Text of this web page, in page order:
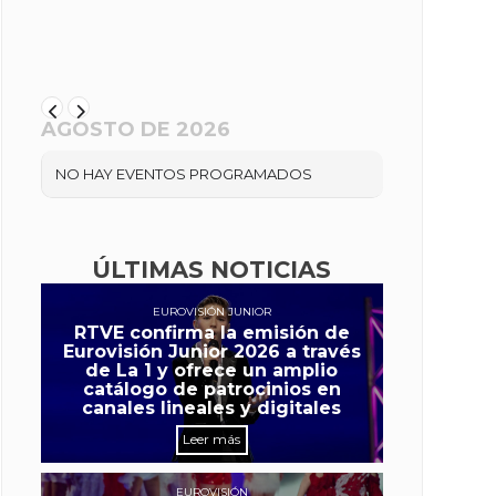
AGOSTO DE 2026
NO HAY EVENTOS PROGRAMADOS
ÚLTIMAS NOTICIAS
EUROVISIÓN JUNIOR
RTVE confirma la emisión de
Eurovisión Junior 2026 a través
de La 1 y ofrece un amplio
catálogo de patrocinios en
canales lineales y digitales
Leer más
EUROVISIÓN